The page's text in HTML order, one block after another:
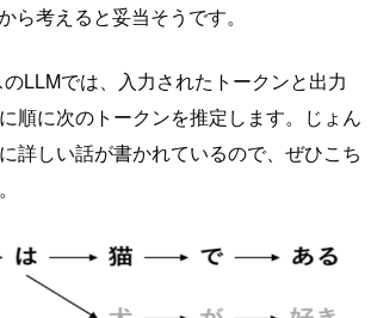
ら考えると妥当そうです。
LLMでは、入力されたトークンと出力
順に次のトークンを推定します。じょん
詳しい話が書かれているので、ぜひこち